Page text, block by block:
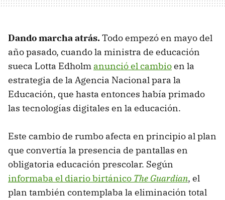
Dando marcha atrás.Todo empezó en mayo del
año pasado, cuando la ministra de educación
sueca Lotta Edholm anunció el cambioen la
estrategia de la Agencia Nacional para la
Educación, que hasta entonces había primado
las tecnologías digitales en la educación.
Este cambio de rumbo afecta en principio al plan
que convertía la presencia de pantallas en
obligatoria educación prescolar. Según
informaba el diario birtánico The Guardian, el
plan también contemplaba la eliminación total